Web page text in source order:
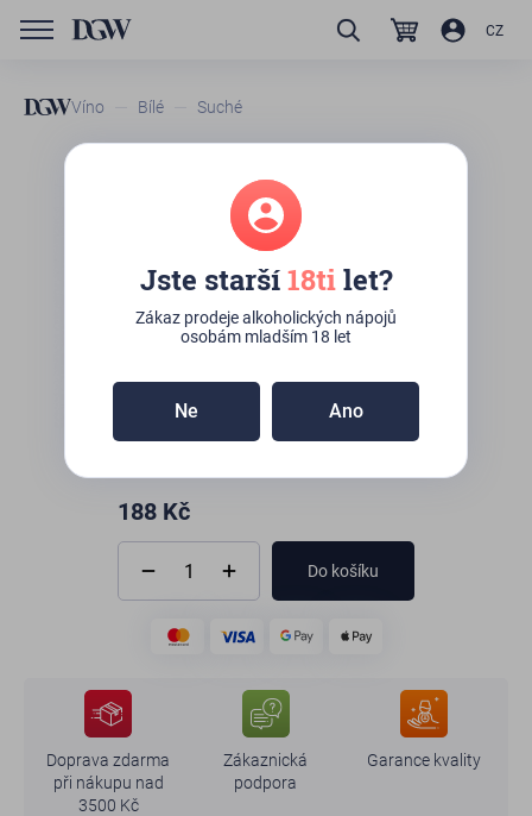
CZ
Víno Bílé Suché
Vinařství Mádl Beton
Sauvignon-Neuburské
K osobnímu odběru: >10ks(Kateřinská 492/10,
188 Kč
Do košíku
Doprava zdarma
při nákupu nad
3500 Kč
Zákaznická
podpora
Garance kvality
Jste starší18tilet?
Zákaz prodeje alkoholických nápojů
osobám mladším 18 let
Ne Ano